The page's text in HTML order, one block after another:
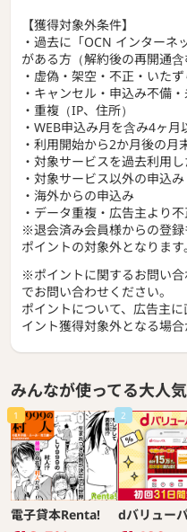
【獲得対象外条件】
・過去に「OCN インターネ
がある方（解約後の再開通含
・虚偽・架空・不正・いたず
・キャンセル・申込み不備
・重複（IP、住所）
・WEB申込み月を含み4ヶ
・利用開始から2か月後の
・対象サービスを過去利用
・対象サービス以外の申込み
・海外からの申込み
・データ重複・広告主より
※退会済み会員様からの登
ポイントの対象外となります。
※ポイントに関するお問い合
でお問い合わせください。
ポイントについて、広告主
イント獲得対象外となる場合
みんなが使ってる大人
1
電子貸本Renta!
2
dバリュー